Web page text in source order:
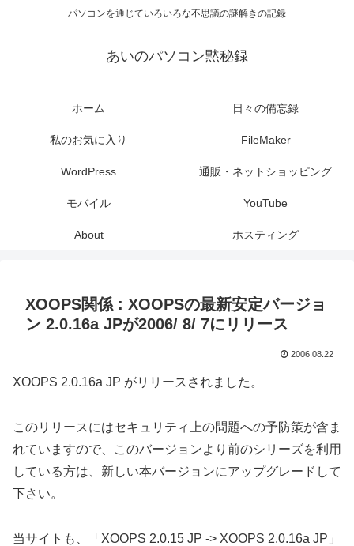
パソコンを通じていろいろな不思議の謎解きの記録
あいのパソコン黙秘録
ホーム 日々の備忘録
私のお気に入り FileMaker
WordPress 通販・ネットショッピング
モバイル YouTube
About ホスティング
XOOPS関係 : XOOPSの最新安定バージョ
ン 2.0.16a JPが2006/ 8/ 7にリリース
2006.08.22
XOOPS 2.0.16a JP がリリースされました。
このリリースにはセキュリティ上の問題への予防策が含ま
れていますので、このバージョンより前のシリーズを利用
している方は、新しい本バージョンにアップグレードして
下さい。
当サイトも、「XOOPS 2.0.15 JP -> XOOPS 2.0.16a JP」